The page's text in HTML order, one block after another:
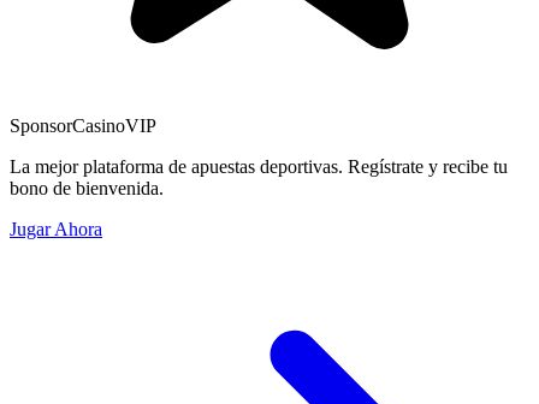
SponsorCasinoVIP
La mejor plataforma de apuestas deportivas. Regístrate y recibe tu
bono de bienvenida.
Jugar Ahora